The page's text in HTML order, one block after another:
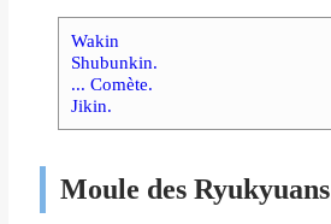
Wakin
Shubunkin.
... Comète.
Jikin.
Moule des Ryukyuans